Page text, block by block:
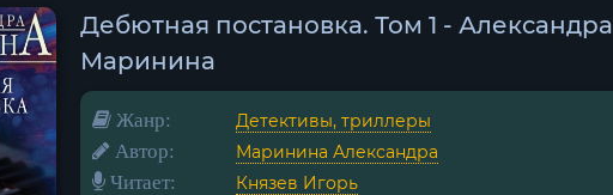
Дебютная постановка. Том 1 - Александра
Маринина
Жанр: Детективы, триллеры
Автор: Маринина Александра
Читает: Князев Игорь